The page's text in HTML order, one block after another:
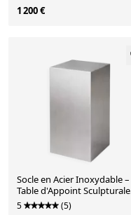
1 200 €
Socle en Acier Inoxydable –
Table d'Appoint Sculpturale
Minimaliste
5 (5)